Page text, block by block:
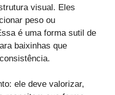
visual. Eles
peso ou
é uma forma sutil de
baixinhas que
ele deve valorizar,